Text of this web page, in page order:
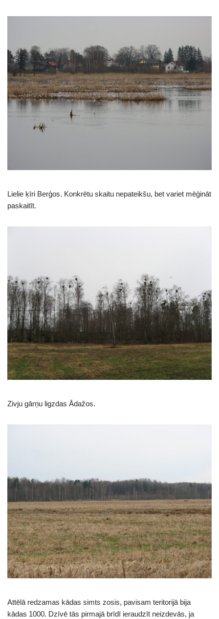
Lielie ķīri Berģos. Konkrētu skaitu nepateikšu, bet variet mēģināt
paskaitīt.
Zivju gārņu ligzdas Ādažos.
Attēlā redzamas kādas simts zosis, pavisam teritorijā bija
kādas 1000. Dzīvē tās pirmajā brīdī ieraudzīt neizdevās, ja